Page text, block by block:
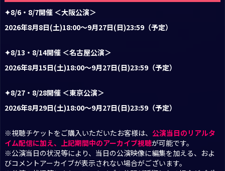
✦8/6・8/7開催 ＜大阪公演＞
2026年8月8日(土)18:00～9月27日(日)23:59（予定）
✦8/13・8/14開催 ＜名古屋公演＞
2026年8月15日(土)18:00～9月27日(日)23:59（予定）
✦8/27・8/28開催 ＜東京公演＞
2026年8月29日(土)18:00～9月27日(日)23:59（予定）
※視聴チケットをご購入いただいたお客様は、公演当日のリアルタ
イム配信に加え、上記期間中のアーカイブ視聴が可能です。
※公演当日の状況等により、当日の公演映像に編集を加える、およ
びコメントアーカイブが表示されない場合がございます。